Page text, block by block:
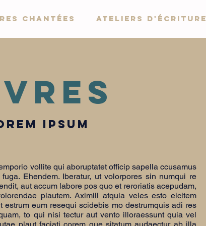
chantées Ateliers d'écriture
ipsum
vollite qui aboruptatet officip sapella ccusamus
Ehendem. Iberatur, ut volorpores sin numqui re
aut accum labore pos quo et reroriatis acepudam,
plautem. Aximill atquia veles esto eicitem
estrum eum resequi scidebis mo destrumquis adi res
to qui nisi tectur aut vento illoraessunt quia vel